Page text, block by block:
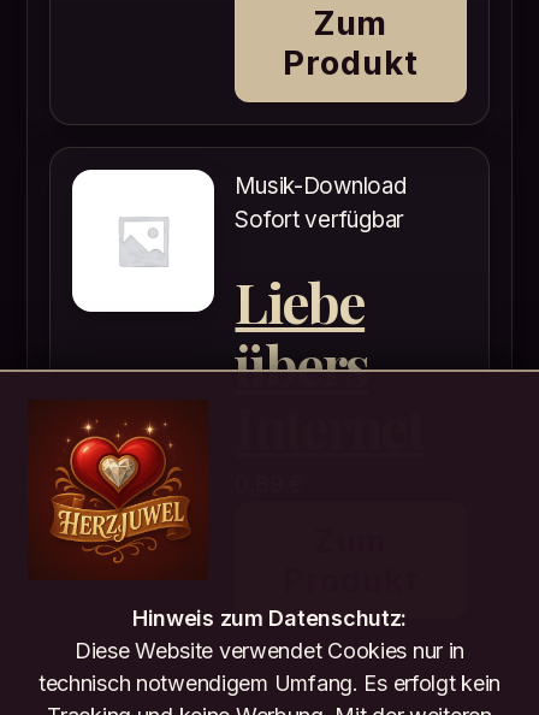
Zum
Produkt
Musik-Download
Sofort verfügbar
Liebe
übers
Hinweis zum Datenschutz:
Diese Website verwendet Cookies nur in
technisch notwendigem Umfang. Es erfolgt kein